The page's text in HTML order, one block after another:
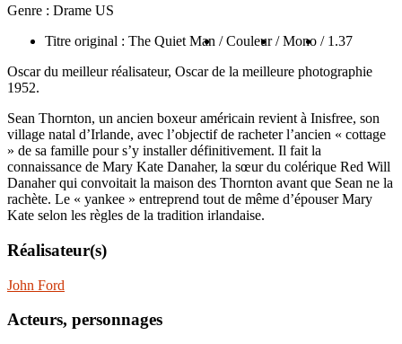
Genre : Drame US
Titre original : The Quiet Man / Couleur / Mono / 1.37
Oscar du meilleur réalisateur, Oscar de la meilleure photographie
1952.
Sean Thornton, un ancien boxeur américain revient à Inisfree, son
village natal d’Irlande, avec l’objectif de racheter l’ancien « cottage
» de sa famille pour s’y installer définitivement. Il fait la
connaissance de Mary Kate Danaher, la sœur du colérique Red Will
Danaher qui convoitait la maison des Thornton avant que Sean ne la
rachète. Le « yankee » entreprend tout de même d’épouser Mary
Kate selon les règles de la tradition irlandaise.
Réalisateur(s)
John Ford
Acteurs, personnages